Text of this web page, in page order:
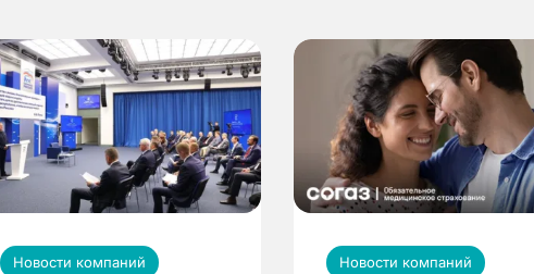
Новости компаний Новости компаний